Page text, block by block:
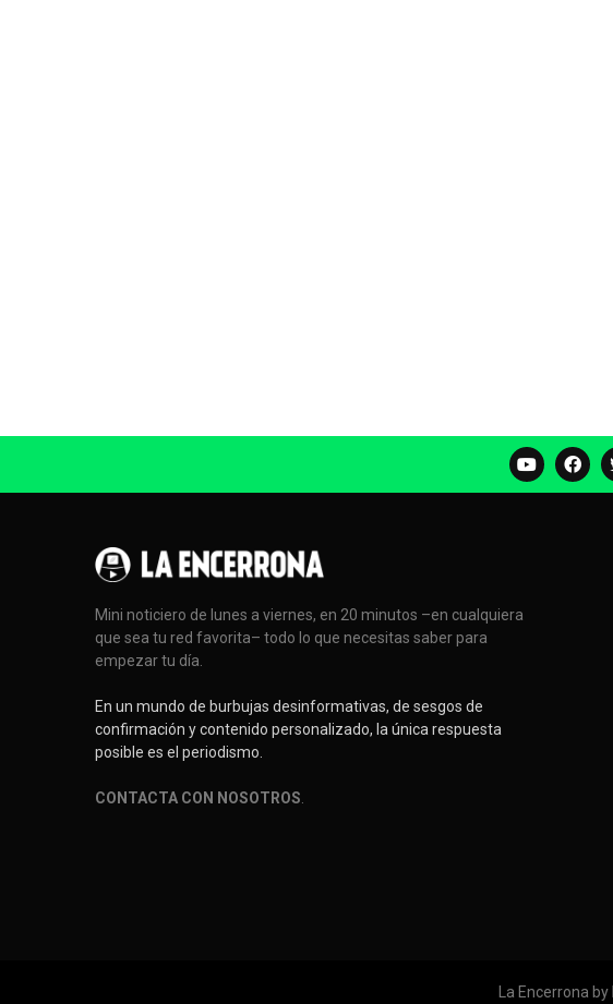
Mini noticiero de lunes a viernes, en 20 minutos –en cualquiera
que sea tu red favorita– todo lo que necesitas saber para
empezar tu día.
En un mundo de burbujas desinformativas, de sesgos de
confirmación y contenido personalizado, la única respuesta
posible es el periodismo.
CONTACTA CON NOSOTROS
La Encerrona by